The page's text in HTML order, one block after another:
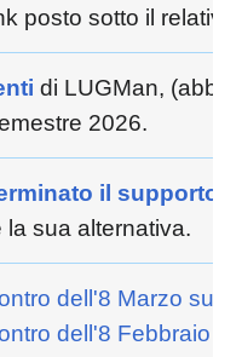
posto sotto il relativo
di LUGMan,
2026.
il supporto
sua alternativa.
dell'8 Marzo sul
dell'8 Febbraio